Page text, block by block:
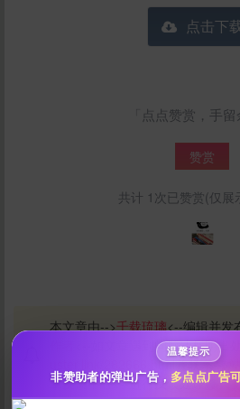
点击下
「点点赞赏，手留
赞赏
共计 1次已赞赏(仅展
本文章由-->千载琉璃<--编辑并发
<--如文章遇到问题请标明出处
uster.link/282666.html并联系-->
章反馈中心<--进行反馈处理
秒传文本链
点击全选
温馨提示
非赞助者的弹出广告， 多点点广告